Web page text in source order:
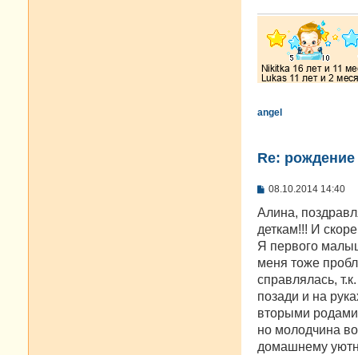
angel
Re:
С
о
щ
е
и
е
08.10.2014 14:40
Алина,
деткам!!! И
Я первого
меня тоже
справлялась,
позади и на
вторыми
но молодчина
домашнему